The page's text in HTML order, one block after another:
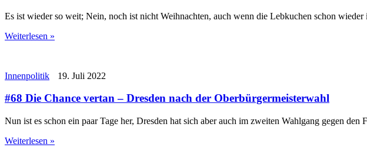
Es ist wieder so weit; Nein, noch ist nicht Weihnachten, auch wenn die Lebkuchen schon
Weiterlesen »
Innenpolitik 19. Juli 2022
#68 Die Chance vertan – Dresden nach der Oberbürgermeisterwahl
Nun ist es schon ein paar Tage her, Dresden hat sich aber auch im zweiten Wahlgang gegen
Weiterlesen »